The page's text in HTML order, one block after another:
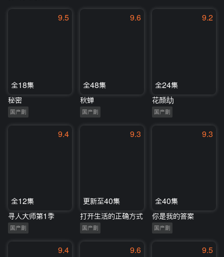
9.5
全18集
秘密
国产剧
9.6
全48集
秋蝉
国产剧
9.2
全24集
花颜劫
国产剧
9.4
全12集
寻人大师第1季
国产剧
9.3
更新至40集
打开生活的正确方式
国产剧
9.3
全40集
你是我的答案
国产剧
9.4 9.6 9.5